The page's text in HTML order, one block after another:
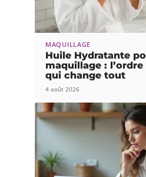
MAQUILLAGE
Huile Hydratante
maquillage :
qui change tout
4 août 2026